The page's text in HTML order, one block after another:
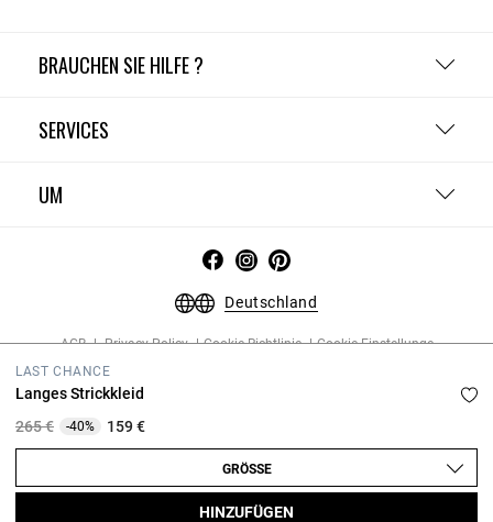
LAST CHANCE
Langes Strickkleid
Price reduced from
265 €to-40% 159 €
GRÖSSE
HINZUFÜGEN
BRAUCHEN SIE HILFE ?
SERVICES
UM
Deutschland
AGB Privacy Policy Cookie-Richtlinie
Cookie-Einstellunge
Copyright © 2026 Claudie Pierlot. Alle rechte vorbehalten.